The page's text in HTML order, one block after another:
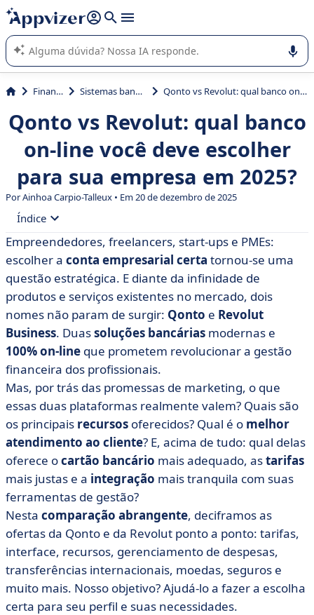
de nossa IA (várias linhas com
A IA do Appvizer o orienta no uso ou na seleção de software
SaaS para sua empresa.
Finanças Sistemas bancários Qonto vs Revolut: qual banco on-line você deve escolher para sua empresa em 2025?
Qonto vs Revolut: qual banco
on-line você deve escolher
para sua empresa em 2025?
Por Ainhoa Carpio-Talleux • Em 20 de dezembro de 2025
Índice
• O que é a Qonto?
• O que é o Revolut?
• Qonto vs Revolut: comparar recursos
• Qonto vs Revolut: compare preços
• Qonto vs Revolut: qual interface é a mais intuitiva?
• Qonto vs Revolut: compare as integrações
• Quando você deve escolher a Qonto ou a Revolut?
• Quais são as principais alternativas ao Qonto e ao
Revolut?
• Qonto ou Revolut: nosso veredicto final sobre como
fazer a escolha certa em 2025
• Perguntas frequentes - Qonto vs Revolut
Empreendedores, freelancers, start-ups e PMEs:
escolher a conta empresarial certa tornou-se uma
questão estratégica. E diante da infinidade de
produtos e serviços existentes no mercado, dois
nomes não param de surgir: Qonto e Revolut
Business. Duassoluções bancárias modernas e
100% on-line que prometem revolucionar a gestão
financeira dos profissionais.
Mas, por trás das promessas de marketing, o que
essas duas plataformas realmente valem? Quais são
os principais recursos oferecidos? Qual é o melhor
atendimento ao cliente? E, acima de tudo: qual delas
oferece ocartão bancário mais adequado, astarifas
mais justas e a integração mais tranquila com suas
ferramentas de gestão?
Nesta comparação abrangente, deciframos as
ofertas da Qonto e da Revolut ponto a ponto: tarifas,
interface, recursos, gerenciamento de despesas,
transferências internacionais, moedas, seguros e
muito mais. Nosso objetivo? Ajudá-lo a fazer a escolha
certa para seu perfil e suas necessidades.